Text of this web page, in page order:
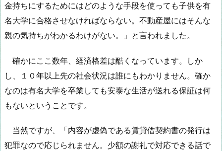
金持ちにするためにはどのような手段を使っても子供を有
名大学に合格させなければならない。不動産屋にはそんな
親の気持ちがわかるわけがない。」と言われました。
確かにここ数年、経済格差は酷くなっています。しか
し、１０年以上先の社会状況は誰にもわかりません。確か
なのは有名大学を卒業しても安泰な生活が送れる保証は何
もないということです。
当然ですが、「内容が虚偽である賃貸借契約書の発行は
犯罪なので応じられません。少額の謝礼で対応できる話で